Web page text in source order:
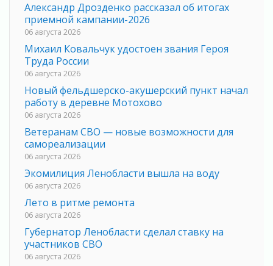
Александр Дрозденко рассказал об итогах
приемной кампании-2026
06 августа 2026
Михаил Ковальчук удостоен звания Героя
Труда России
06 августа 2026
Новый фельдшерско-акушерский пункт начал
работу в деревне Мотохово
06 августа 2026
Ветеранам СВО — новые возможности для
самореализации
06 августа 2026
Экомилиция Ленобласти вышла на воду
06 августа 2026
Лето в ритме ремонта
06 августа 2026
Губернатор Ленобласти сделал ставку на
участников СВО
06 августа 2026